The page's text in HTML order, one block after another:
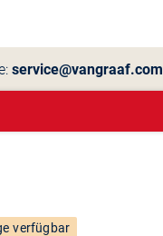
service@vangraaf.com
verfügbar